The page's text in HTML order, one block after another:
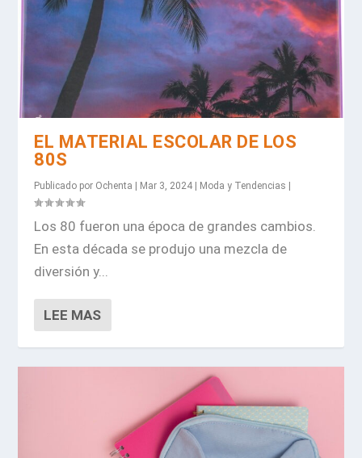
EL MATERIAL ESCOLAR DE LOS
80S
Publicado por Ochenta | Mar 3, 2024 | Moda y Tendencias |
Los 80 fueron una época de grandes cambios.
En esta década se produjo una mezcla de
diversión y...
LEE MAS